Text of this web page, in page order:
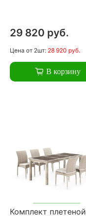
29 820 руб.
Цена от 2шт: 28 920 руб.
В корзину
Комплект плетеной